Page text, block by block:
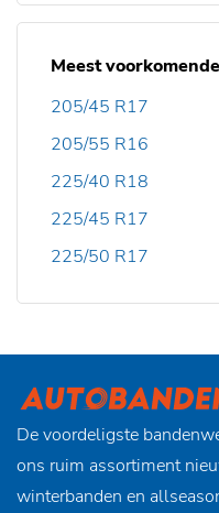
Meest
205/45 R17
205/55 R16
225/40 R18
225/45 R17
225/50 R17
De voordeligste
ons ruim assortiment
winterbanden en